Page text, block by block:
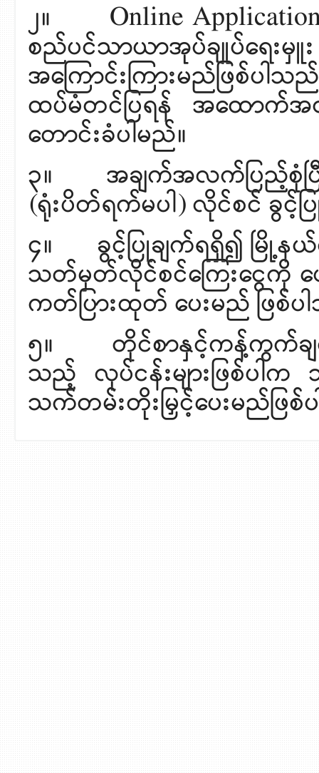
၂။ Online
စည်ပင်သာယာအုပ်ချုပ်ရေးမှူ
အကြောင်းကြားမည်ဖြစ်
ထပ်မံတင်ပြရန် အထောက်အ
တောင်းခံပါမည်။
၃။ အချက်အလက်ပြည့်စုံပြီ
(ရုံးပိတ်ရက်မပါ) လိုင်စင် ခွင့်ပ
၄။ ခွင့်ပြုချက်ရရှိ၍ မြို့န
သတ်မှတ်လိုင်စင်ကြေးငွေကို ပ
ကတ်ပြားထုတ် ပေးမည် ဖြစ်
၅။ တိုင်စာနှင့်ကန့်ကွက်ချက်
သည့် လုပ်ငန်းများဖြစ်ပါက
သက်တမ်းတိုးမြှင့်ပေးမည်ဖြစ်